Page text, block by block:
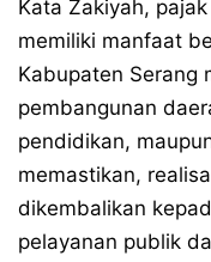
Kata Zakiyah,
memiliki manfaat
Kabupaten Serang
pembangunan
pendidikan,
memastikan,
dikembalikan
pelayanan publik